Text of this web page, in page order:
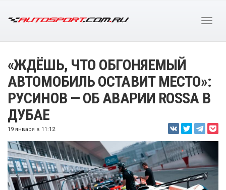
«ЖДЁШЬ, ЧТО ОБГОНЯЕМЫЙ
АВТОМОБИЛЬ ОСТАВИТ МЕСТО»:
РУСИНОВ — ОБ АВАРИИ ROSSA В
ДУБАЕ
19 января в 11:12